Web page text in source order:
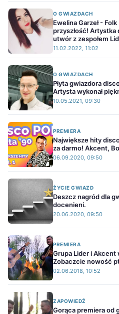
O GWIAZDACH
Ewelina Garzeł -
przyszłość!
utwór z zespołem
11.02.2022, 11:02
O GWIAZDACH
Płyta gwiazdora
Artysta wykonał
10.05.2021, 09:30
PREMIERA
Największe hity
za darmo! Akcent,
06.09.2020, 09:50
ŻYCIE GWIAZD
Deszcz nagród dla
docenieni.
20.06.2020, 09:50
PREMIERA
Grupa Lider i
Zobaczcie nowość
02.06.2018, 10:52
ZAPOWIEDŹ
Gorąca premiera od